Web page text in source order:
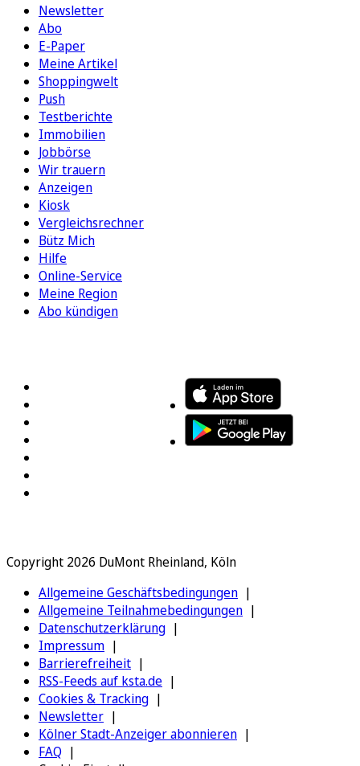
Newsletter
Abo
E-Paper
Meine Artikel
Shoppingwelt
Push
Testberichte
Immobilien
Jobbörse
Wir trauern
Anzeigen
Kiosk
Vergleichsrechner
Bütz Mich
Hilfe
Online-Service
Meine Region
Abo kündigen
Copyright 2026 DuMont Rheinland, Köln
Allgemeine Geschäftsbedingungen
Allgemeine Teilnahmebedingungen
Datenschutzerklärung
Impressum
Barrierefreiheit
RSS-Feeds auf ksta.de
Cookies & Tracking
Newsletter
Kölner Stadt-Anzeiger abonnieren
FAQ